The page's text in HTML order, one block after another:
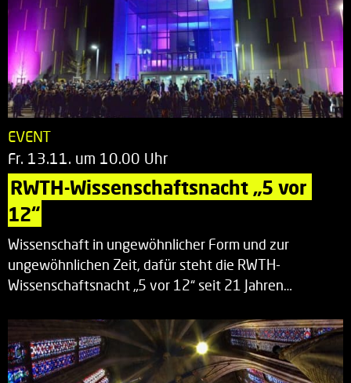
EVENT
Fr. 13.11. um 10.00 Uhr
RWTH-Wissenschaftsnacht „5 vor
12“
Wissenschaft in ungewöhnlicher Form und zur
ungewöhnlichen Zeit, dafür steht die RWTH-
Wissenschaftsnacht „5 vor 12“ seit 21 Jahren…